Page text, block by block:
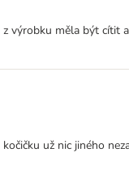
výrobku měla být cítit
už nic jiného